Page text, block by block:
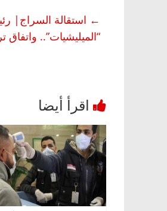
← استقالة السراج|
“الميليشيات”..